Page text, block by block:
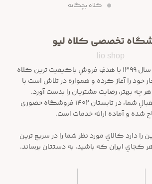
کلاه بچگانه
تخصصی کلاه لیو
lio shop
فروشگاه لیـــو در سال ۱۳۹۹ با هدفِ فروشِ باکیفیت ترین کلاه
خود را آغاز کرده و همواره در تلاش است با
چه بهتر، رضایت مشتریان را بدست آورد.
با همراهی و استقبالِ شما، در تابستان ۱۴۰۲ فروشگاه حضوری
شده و آماده ارائه خدمات است.
را دارد کالایِ مورد نظر شما را در سریع ترین
کجایِ ایران که باشید، به دستتان برساند.